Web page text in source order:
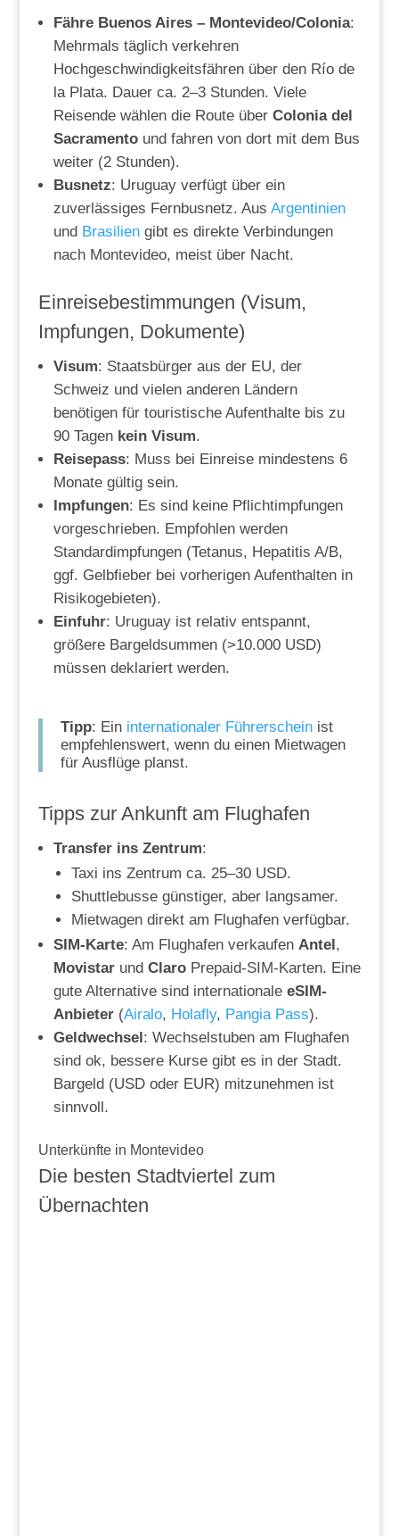
Fähre Buenos Aires – Montevideo/Colonia:
Mehrmals täglich verkehren
Hochgeschwindigkeitsfähren über den Río de
la Plata. Dauer ca. 2–3 Stunden. Viele
Reisende wählen die Route über Colonia del
Sacramentound fahren von dort mit dem Bus
weiter (2 Stunden).
Busnetz: Uruguay verfügt über ein
zuverlässiges Fernbusnetz. Aus Argentinien
und Brasiliengibt es direkte Verbindungen
nach Montevideo, meist über Nacht.
Einreisebestimmungen (Visum,
Impfungen, Dokumente)
Visum: Staatsbürger aus der EU, der
Schweiz und vielen anderen Ländern
benötigen für touristische Aufenthalte bis zu
90 Tagen kein Visum.
Reisepass: Muss bei Einreise mindestens 6
Monate gültig sein.
Impfungen: Es sind keine Pflichtimpfungen
vorgeschrieben. Empfohlen werden
Standardimpfungen (Tetanus, Hepatitis A/B,
ggf. Gelbfieber bei vorherigen Aufenthalten in
Risikogebieten).
Einfuhr: Uruguay ist relativ entspannt,
größere Bargeldsummen (>10.000 USD)
müssen deklariert werden.
Tipp: Ein internationaler Führerscheinist
empfehlenswert, wenn du einen Mietwagen
für Ausflüge planst.
Tipps zur Ankunft am Flughafen
Transfer ins Zentrum:
Taxi ins Zentrum ca. 25–30 USD.
Shuttlebusse günstiger, aber langsamer.
Mietwagen direkt am Flughafen verfügbar.
SIM-Karte: Am Flughafen verkaufen Antel,
Movistarund ClaroPrepaid-SIM-Karten. Eine
gute Alternative sind internationale eSIM-
Anbieter(Airalo, Holafly, Pangia Pass).
Geldwechsel: Wechselstuben am Flughafen
sind ok, bessere Kurse gibt es in der Stadt.
Bargeld (USD oder EUR) mitzunehmen ist
sinnvoll.
Unterkünfte in Montevideo
Die besten Stadtviertel zum
Übernachten